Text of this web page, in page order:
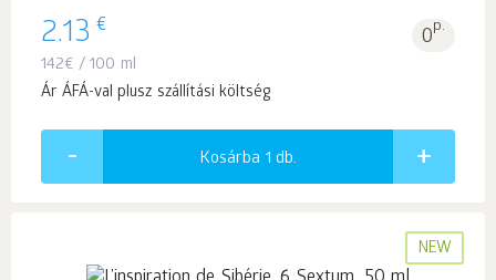
2.13 € 0p.
142€ / 100 ml
Ár ÁFÁ-val plusz szállítási költség
Kosárba 1 db.
NEW